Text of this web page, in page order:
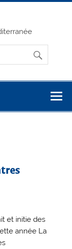
et initie des
année La